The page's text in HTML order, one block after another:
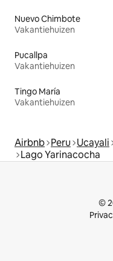
Nuevo Chimbote
Vakantiehuizen
Pucallpa
Vakantiehuizen
Tingo María
Vakantiehuizen
Airbnb Peru Ucayali
Lago Yarinacocha
©